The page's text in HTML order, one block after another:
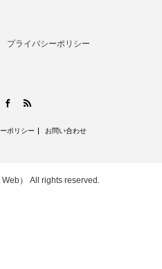
プライバシーポリシー
TwitterFacebook
ポリシー お問い合わせ
） All rights reserved.